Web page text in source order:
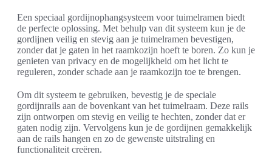
Een speciaal gordijnophangsysteem voor tuimelramen biedt
de perfecte oplossing. Met behulp van dit systeem kun je de
gordijnen veilig en stevig aan je tuimelramen bevestigen,
zonder dat je gaten in het raamkozijn hoeft te boren. Zo kun je
genieten van privacy en de mogelijkheid om het licht te
reguleren, zonder schade aan je raamkozijn toe te brengen.
Om dit systeem te gebruiken, bevestig je de speciale
gordijnrails aan de bovenkant van het tuimelraam. Deze rails
zijn ontworpen om stevig en veilig te hechten, zonder dat er
gaten nodig zijn. Vervolgens kun je de gordijnen gemakkelijk
aan de rails hangen en zo de gewenste uitstraling en
functionaliteit creëren.